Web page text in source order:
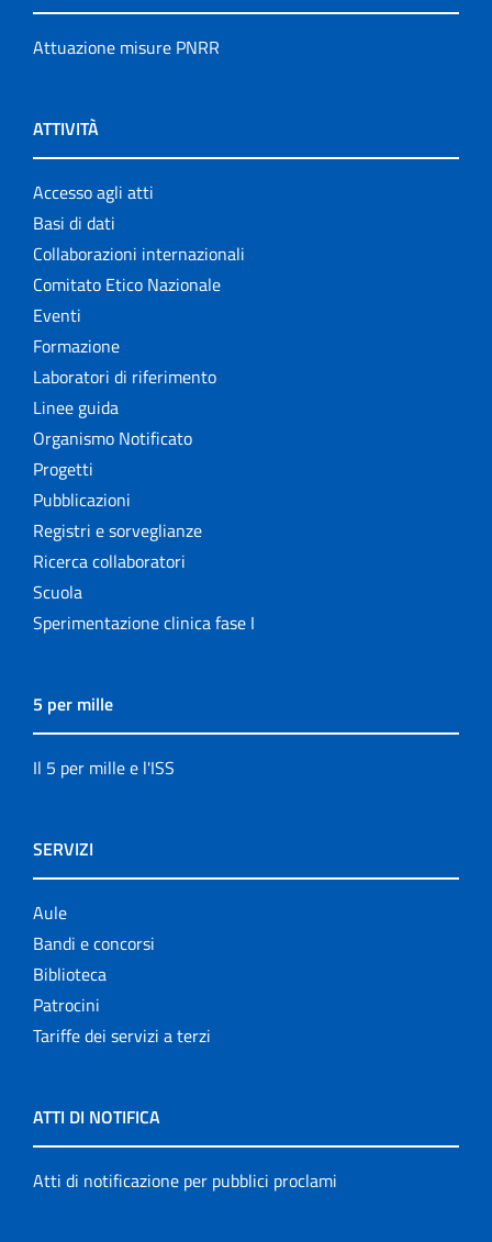
Attuazione misure PNRR
ATTIVITÀ
Accesso agli atti
Basi di dati
Collaborazioni internazionali
Comitato Etico Nazionale
Eventi
Formazione
Laboratori di riferimento
Linee guida
Organismo Notificato
Progetti
Pubblicazioni
Registri e sorveglianze
Ricerca collaboratori
Scuola
Sperimentazione clinica fase I
5 per mille
Il 5 per mille e l'ISS
SERVIZI
Aule
Bandi e concorsi
Biblioteca
Patrocini
Tariffe dei servizi a terzi
ATTI DI NOTIFICA
Atti di notificazione per pubblici proclami